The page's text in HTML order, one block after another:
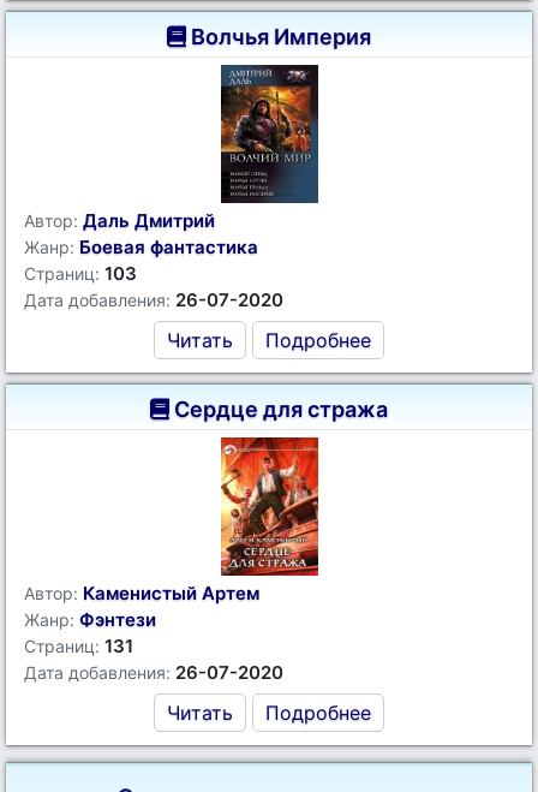
Волчья Империя
Автор: Даль Дмитрий
Жанр: Боевая фантастика
Страниц: 103
Дата добавления: 26-07-2020
Читать Подробнее
Сердце для стража
Автор: Каменистый Артем
Жанр: Фэнтези
Страниц: 131
Дата добавления: 26-07-2020
Читать Подробнее